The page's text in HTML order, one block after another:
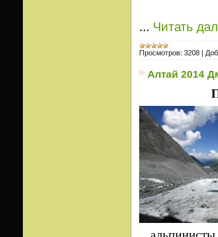
... Читать
Просмотров: 3208 |
Алтай 2014